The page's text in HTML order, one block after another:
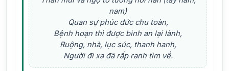
nam)
Quan sự phúc đức chu toàn,
Bệnh hoạn thì được bình an lại lành,
Ruộng, nhà, lục súc, thanh hanh,
Người đi xa đã rấp ranh tìm về.